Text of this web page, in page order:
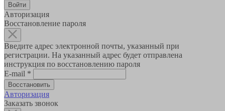
Авторизация
Восстановление пароля
Введите адрес электронной почты, указанный при
регистрации. На указанный адрес будет отправлена
инструкция по восстановлению пароля
E-mail *
Авторизация
Заказать звонок